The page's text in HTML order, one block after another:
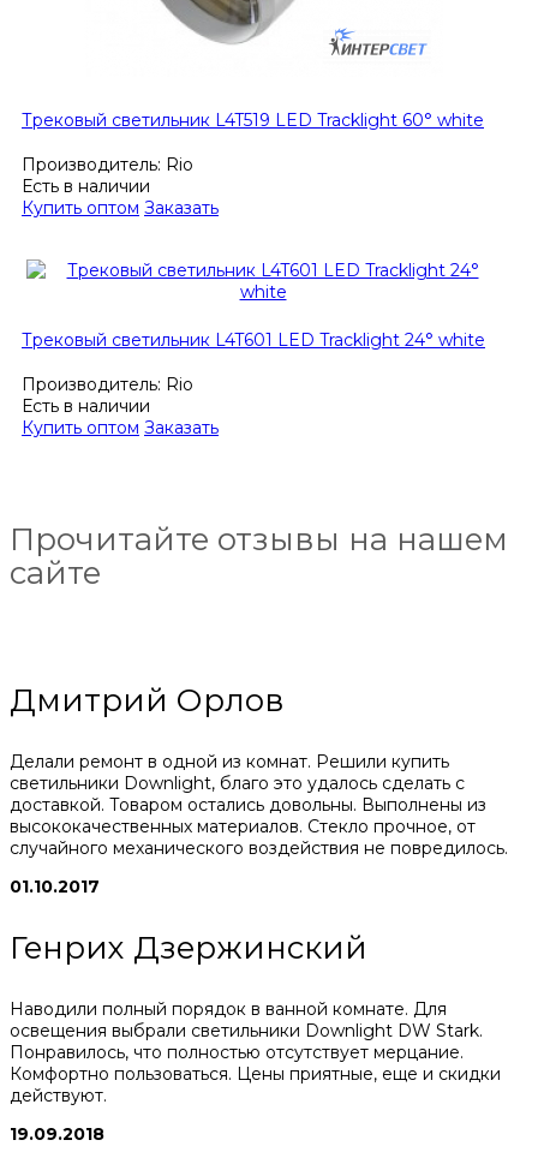
Трековый светильник L4T519 LED Tracklight 60° white
Производитель: Rio
Есть в наличии
Купить оптом Заказать
Трековый светильник L4T601 LED Tracklight 24° white
Производитель: Rio
Есть в наличии
Купить оптом Заказать
Прочитайте отзывы на нашем
сайте
Дмитрий Орлов
Делали ремонт в одной из комнат. Решили купить
светильники Downlight, благо это удалось сделать с
доставкой. Товаром остались довольны. Выполнены из
высококачественных материалов. Стекло прочное, от
случайного механического воздействия не повредилось.
01.10.2017
Генрих Дзержинский
Наводили полный порядок в ванной комнате. Для
освещения выбрали светильники Downlight DW Stark.
Понравилось, что полностью отсутствует мерцание.
Комфортно пользоваться. Цены приятные, еще и скидки
действуют.
19.09.2018